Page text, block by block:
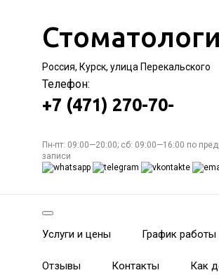
Россия, Курск, улица Перекальского
Телефон:
+7 (471) 270-70-
Пн-пт: 09:00—20:00; сб: 09:00—16:00 по
записи
Услуги и цены График работы
Отзывы Контакты Как